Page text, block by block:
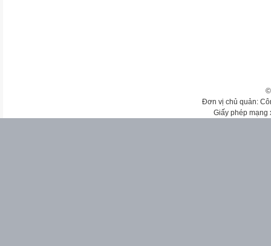
Đơn vị chủ quản:
Giấy phép mạng